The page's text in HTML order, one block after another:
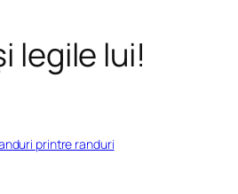
legile lui!
printre randuri